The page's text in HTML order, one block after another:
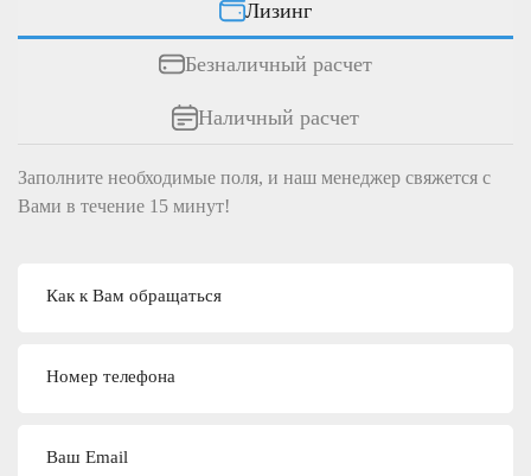
Лизинг
Безналичный расчет
Наличный расчет
Заполните необходимые поля, и наш менеджер свяжется c
Вами в течение 15 минут!
Как к Вам обращаться
Номер телефона
Ваш Email